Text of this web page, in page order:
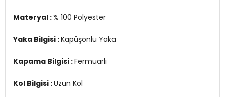
-Nefes alabilen kumaş
-Ayarlanabilir lastikli etek ucu
3DY112268606.07
Materyal :% 100 Polyester
Yaka Bilgisi :Kapüşonlu Yaka
Kapama Bilgisi :Fermuarlı
Kol Bilgisi :Uzun Kol